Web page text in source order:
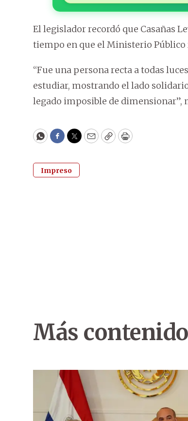
El legislador recordó que Casañas
tiempo en que el Ministerio Público
“Fue una persona recta a todas
estudiar, mostrando el lado
legado imposible de dimensionar”,
WhatsApp
Facebook
Twitter
EmailCopyPrint
Impreso
Más